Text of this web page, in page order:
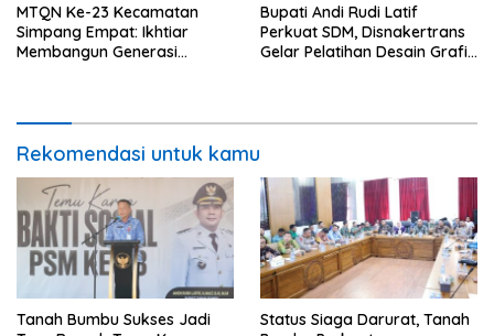
MTQN Ke-23 Kecamatan
Simpang Empat: Ikhtiar
Membangun Generasi
Bupati Andi Rudi Latif
Perkuat SDM, Disnakertrans
Gelar Pelatihan Desain Grafis
Rekomendasi untuk kamu
Tanah Bumbu Sukses Jadi
Status Siaga Darurat, Tanah